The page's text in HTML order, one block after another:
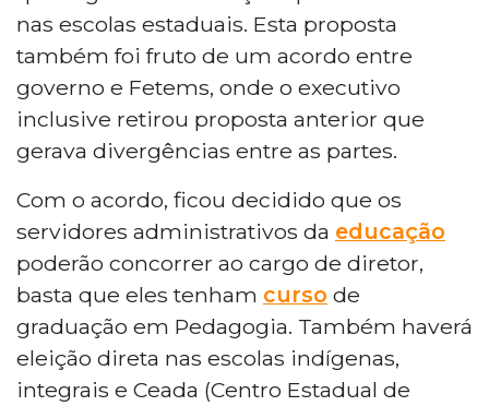
nas escolas estaduais. Esta proposta
também foi fruto de um acordo entre
governo e Fetems, onde o executivo
inclusive retirou proposta anterior que
gerava divergências entre as partes.
Com o acordo, ficou decidido que os
servidores administrativos da educação
poderão concorrer ao cargo de diretor,
basta que eles tenham curso de
graduação em Pedagogia. Também haverá
eleição direta nas escolas indígenas,
integrais e Ceada (Centro Estadual de